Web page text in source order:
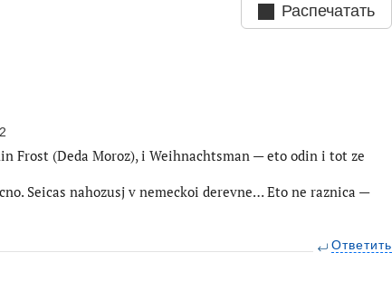
Распечатать
Frost (Deda Moroz), i Weihnachtsman — eto odin i tot ze
Seicas nahozusj v nemeckoi derevne… Eto ne raznica —
Ответить